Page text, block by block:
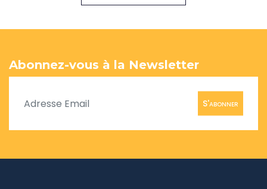
Abonnez-vous à la Newsletter
S'abonner